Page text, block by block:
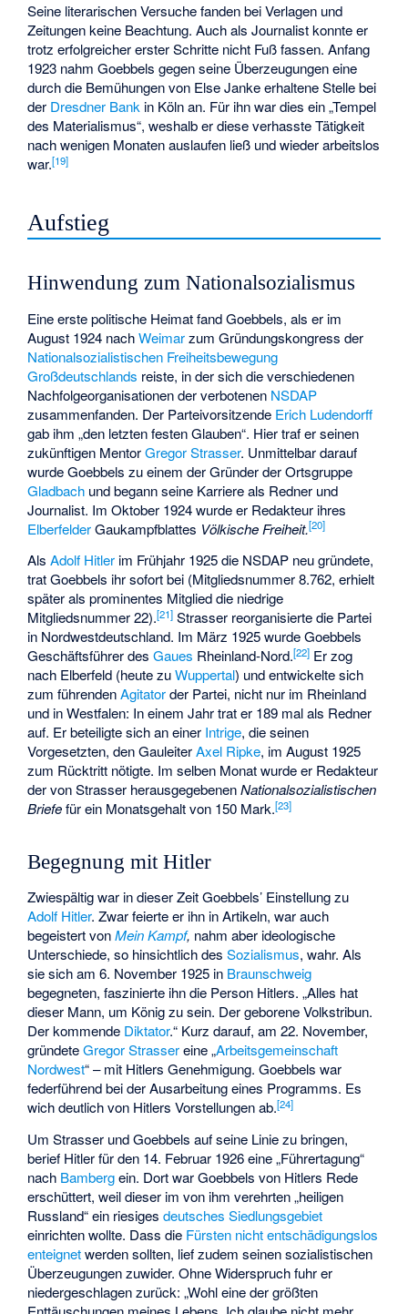
Seine literarischen Versuche fanden bei Verlagen und
Zeitungen keine Beachtung. Auch als Journalist konnte er
trotz erfolgreicher erster Schritte nicht Fuß fassen. Anfang
1923 nahm Goebbels gegen seine Überzeugungen eine
durch die Bemühungen von Else Janke erhaltene Stelle bei
der Dresdner Bank in Köln an. Für ihn war dies ein „Tempel
des Materialismus“, weshalb er diese verhasste Tätigkeit
nach wenigen Monaten auslaufen ließ und wieder arbeitslos
war.[19]
Aufstieg
Hinwendung zum Nationalsozialismus
Eine erste politische Heimat fand Goebbels, als er im
August 1924 nachWeimarzum Gründungskongress der
Nationalsozialistischen Freiheitsbewegung
Großdeutschlands reiste, in der sich die verschiedenen
Nachfolgeorganisationen der verbotenen NSDAP
zusammenfanden. Der Parteivorsitzende Erich Ludendorff
gab ihm „den letzten festen Glauben“. Hier traf er seinen
zukünftigen MentorGregor Strasser. Unmittelbar darauf
wurde Goebbels zu einem der Gründer der Ortsgruppe
Gladbach und begann seine Karriere als Redner und
Journalist. Im Oktober 1924 wurde er Redakteur ihres
ElberfelderGaukampfblattes Völkische Freiheit.[20]
AlsAdolf Hitler im Frühjahr 1925 die NSDAP neu gründete,
trat Goebbels ihr sofort bei (Mitgliedsnummer 8.762, erhielt
später als prominentes Mitglied die niedrige
Mitgliedsnummer 22).[21] Strasser reorganisierte die Partei
in Nordwestdeutschland. Im März 1925 wurde Goebbels
Geschäftsführer desGaues Rheinland-Nord.[22] Er zog
nach Elberfeld (heute zuWuppertal) und entwickelte sich
zum führendenAgitatorder Partei, nicht nur im Rheinland
und in Westfalen: In einem Jahr trat er 189 mal als Redner
auf. Er beteiligte sich an einer Intrige, die seinen
Vorgesetzten, den GauleiterAxel Ripke, im August 1925
zum Rücktritt nötigte. Im selben Monat wurde er Redakteur
der von Strasser herausgegebenenNationalsozialistischen
Briefefür ein Monatsgehalt von 150 Mark.[23]
Begegnung mit Hitler
Zwiespältig war in dieser Zeit Goebbels’ Einstellung zu
Adolf Hitler. Zwar feierte er ihn in Artikeln, war auch
begeistert vonMein Kampf, nahm aber ideologische
Unterschiede, so hinsichtlich desSozialismus, wahr. Als
sie sich am 6. November 1925 in Braunschweig
begegneten, faszinierte ihn die Person Hitlers. „Alles hat
dieser Mann, um König zu sein. Der geboreneVolkstribun.
Der kommende Diktator.“ Kurz darauf, am 22. November,
gründeteGregor Strassereine „Arbeitsgemeinschaft
Nordwest“ – mit Hitlers Genehmigung. Goebbels war
federführend bei der Ausarbeitung eines Programms. Es
wich deutlich von Hitlers Vorstellungen ab.[24]
Um Strasser und Goebbels auf seine Linie zu bringen,
berief Hitler für den 14. Februar 1926 eine „Führertagung“
nach Bambergein. Dort war Goebbels von Hitlers Rede
erschüttert, weil dieser im von ihm verehrten „heiligen
Russland“ ein riesigesdeutsches Siedlungsgebiet
einrichten wollte. Dass die Fürsten nicht entschädigungslos
enteignetwerden sollten, lief zudem seinen sozialistischen
Überzeugungen zuwider. Ohne Widerspruch fuhr er
niedergeschlagen zurück: „Wohl eine der größten